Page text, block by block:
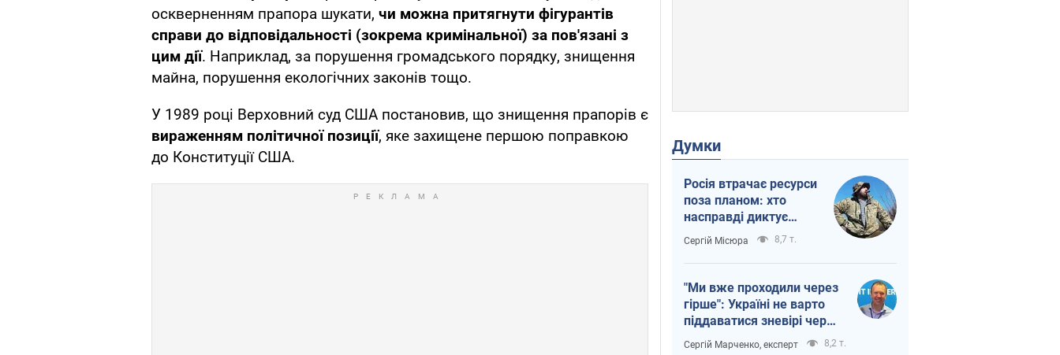
оскверненням прапора шукати, чи можна притягнути фігурантів
справи до відповідальності (зокрема кримінальної) за пов'язані з
цим дії. Наприклад, за порушення громадського порядку, знищення
майна, порушення екологічних законів тощо.
У 1989 році Верховний суд США постановив, що знищення прапорів є
вираженням політичної позиції, яке захищене першою поправкою
до Конституції США.
Думки
Росія втрачає ресурси
поза планом: хто
насправді диктує
темп війни
Сергій Місюра 8,7 т.
"Ми вже проходили через
гірше": Україні не варто
піддаватися зневірі через
ракетний терор
Сергій Марченко, експерт 8,2 т.